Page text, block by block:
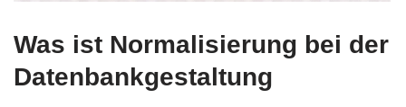
Was ist Normalisierung bei der
Datenbankgestaltung